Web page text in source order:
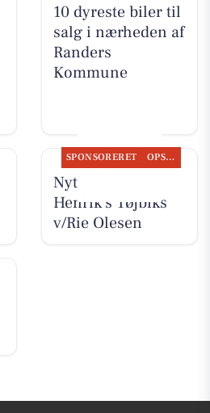
10 dyreste biler til
salg i nærheden af
Randers
Kommune
SPONSORERET OPSLAGSTAVLEN
Nyt fra Rie &
Henrik's Tøjbiks
v/Rie Olesen